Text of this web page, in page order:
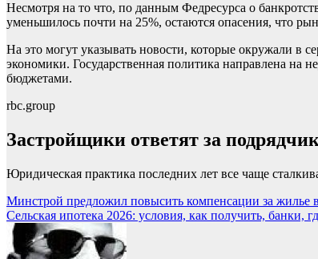
Несмотря на то что, по данным Федресурса о
уменьшилось почти на 25%, остаются опасения, что
На это могут указывать новости, которые окружали в
экономики. Государственная политика направлена на
бюджетами.
rbc.group
Застройщики ответят за
Юридическая практика последних лет все чаще
Навигация
по
записям
Минстрой предложил повысить компенсации за
Сельская ипотека 2026: условия, как получить, банки,